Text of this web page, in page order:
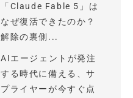
「Claude Fable 5」は
なぜ復活できたのか？
解除の裏側...
AIエージェントが発注
する時代に備える、サ
プライヤーが今すぐ点